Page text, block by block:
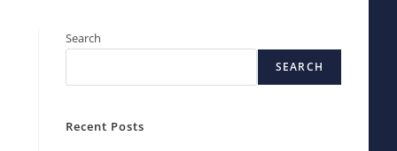
Search
SEARCH
Recent Posts